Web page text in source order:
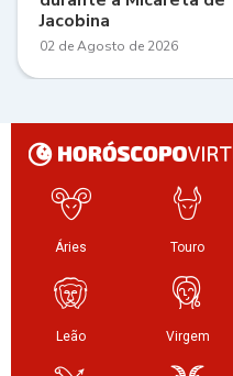
Jacobina
02 de Agosto de 2026